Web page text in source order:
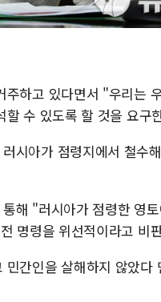
하고 있다면서 "우리는
수 있도록 할 것을 요구
시아가 점령지에서 철수
해 "러시아가 점령한 영
명령을 위선적이라고 비
간인을 살해하지 않았다